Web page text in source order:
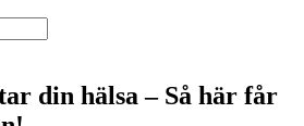
din hälsa – Så här får